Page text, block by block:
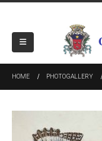
HOME PHOTOGALLERY